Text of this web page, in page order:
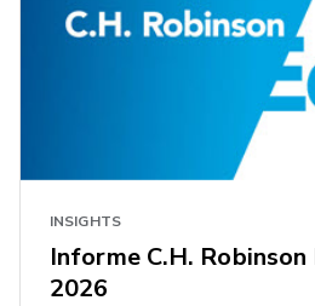
INSIGHTS
Informe C.H.
2026